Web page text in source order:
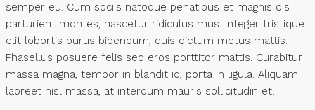
semper eu. Cum sociis natoque penatibus et magnis dis
parturient montes, nascetur ridiculus mus. Integer tristique
elit lobortis purus bibendum, quis dictum metus mattis.
Phasellus posuere felis sed eros porttitor mattis. Curabitur
massa magna, tempor in blandit id, porta in ligula. Aliquam
laoreet nisl massa, at interdum mauris sollicitudin et.